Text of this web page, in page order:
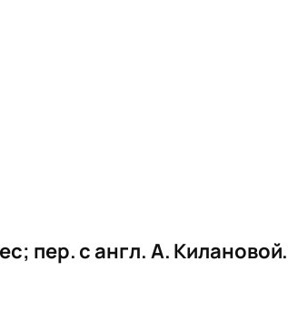
пер. с англ. А.